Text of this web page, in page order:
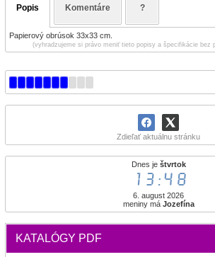
Zdieľať aktuálnu stránku
Dnes je štvrtok
13:48
6. august 2026
meniny má Jozefína
KATALÓGY PDF
Popis Komentáre ?
Papierový obrúsok 33x33 cm.
(vyhradzujeme si právo meniť tieto popisy a špecifikácie bez